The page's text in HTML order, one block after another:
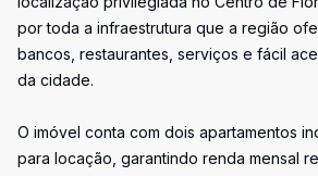
por toda a infraestrutura que a região
bancos, restaurantes, serviços e fácil
da cidade.
O imóvel conta com dois apartamentos
para locação, garantindo renda mensal